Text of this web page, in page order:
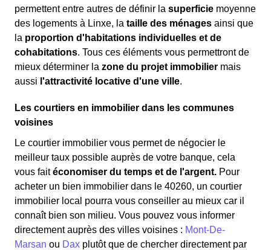
permettent entre autres de définir la superficie moyenne
des logements à Linxe, la taille des ménages ainsi que
la proportion d'habitations individuelles et de
cohabitations. Tous ces éléments vous permettront de
mieux déterminer la zone du projet immobilier mais
aussi l'attractivité locative d'une ville.
Les courtiers en immobilier dans les communes
voisines
Le courtier immobilier vous permet de négocier le
meilleur taux possible auprès de votre banque, cela
vous faitéconomiser du temps et de l'argent. Pour
acheter un bien immobilier dans le 40260, un courtier
immobilier local pourra vous conseiller au mieux car il
connaît bien son milieu. Vous pouvez vous informer
directement auprès des villes voisines : Mont-De-
Marsan ou Dax plutôt que de chercher directement par